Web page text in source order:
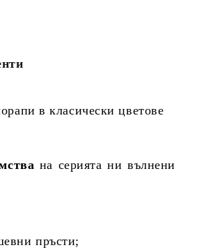
в класически цветове
на серията ни вълнени
пръсти;